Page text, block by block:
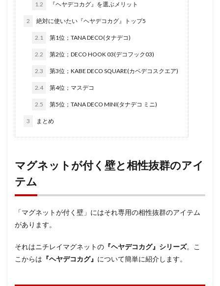
1.2 『ヘヤデコカグ』を選ぶメリット
2 絶対に使いたい『ヘヤデコカグ』トップ5
2.1 第1位；TANA DECO(タナデコ)
2.2 第2位；DECO HOOK 03(デコフック03)
2.3 第3位；KABE DECO SQUARE(カベデコスクエア)
2.4 第4位；マスデコ
2.5 第5位；TANA DECO MINI(タナデコ ミニ)
3 まとめ
マグネットが付く壁と相性抜群のアイ
テム
「マグネットが付く壁」にはそれ専用の相性抜群のアイテム
があります。
それはニチレイマグネットの 『ヘヤデコカグ』シリーズ。こ
こからは 『ヘヤデコカグ』 について簡単に紹介します。